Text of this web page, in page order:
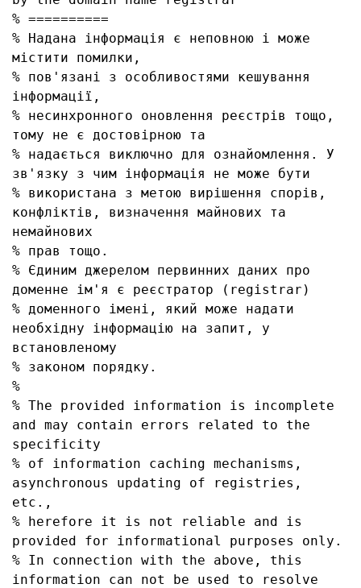
% ==========
% Надана інформація є неповною і може
містити помилки,
% пов'язані з особливостями кешування
інформації,
% несинхронного оновлення реєстрів тощо,
тому не є достовірною та
% надається виключно для ознайомлення. У
зв'язку з чим інформація не може бути
% використана з метою вирішення спорів,
конфліктів, визначення майнових та
немайнових
% прав тощо.
% Єдиним джерелом первинних даних про
доменне ім'я є реєстратор (registrar)
% доменного імені, який може надати
необхідну інформацію на запит, у
встановленому
% законом порядку.
%
% The provided information is incomplete
and may contain errors related to the
specificity
% of information caching mechanisms,
asynchronous updating of registries,
etc.,
% herefore it is not reliable and is
provided for informational purposes only.
% In connection with the above, this
information can not be used to resolve